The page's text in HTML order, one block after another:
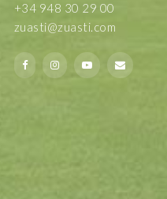
+34 948 30 29 00
zuasti@zuasti.com